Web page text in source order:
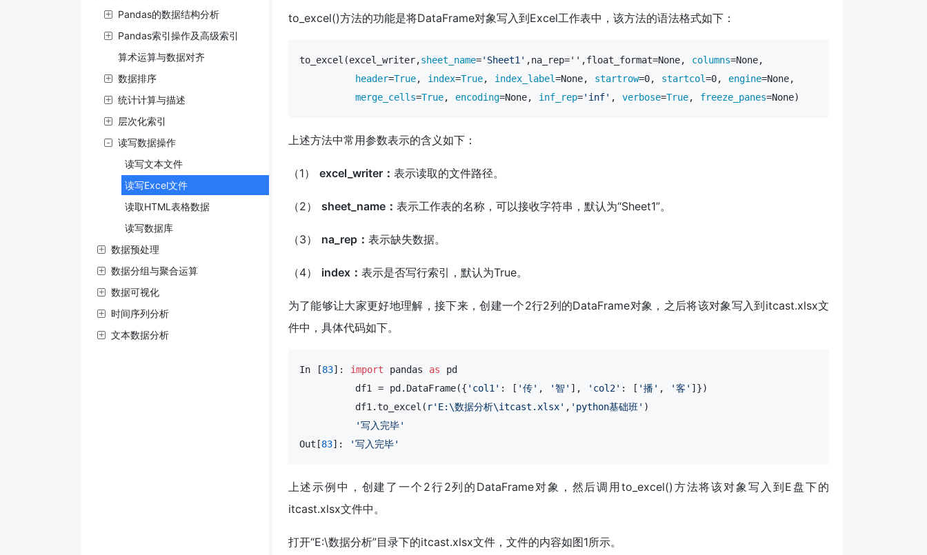
Pandas的数据结构分析
Pandas索引操作及高级索引
算术运算与数据对齐
数据排序
统计计算与描述
层次化索引
读写数据操作
读写文本文件
读写Excel文件
读取HTML表格数据
读写数据库
数据预处理
数据分组与聚合运算
数据可视化
时间序列分析
文本数据分析
to_excel()方法的功能是将DataFrame对象写入到Excel工作表中，该方法的语法格式如下：
to_excel(excel_writer,sheet_name='Sheet1' ,na_rep='',float_format=None, columns=None,
header=True, index=True, index_label=None, startrow=0, startcol=0, engine=None,
merge_cells=True, encoding=None, inf_rep='inf' , verbose=True, freeze_panes=None)
上述方法中常用参数表示的含义如下：
（1） excel_writer： 表示读取的文件路径。
（2） sheet_name： 表示工作表的名称，可以接收字符串，默认为“Sheet1”。
（3） na_rep： 表示缺失数据。
（4） index： 表示是否写行索引，默认为True。
为了能够让大家更好地理解，接下来，创建一个2行2列的DataFrame对象，之后将该对象写入到itcast.xlsx文
件中，具体代码如下。
In [83]: import pandas as pd
         df1 = pd.DataFrame({
'col1' : [ '传' , '智' ], 'col2' : [ '播' , '客' ]})
         df1.to_excel(
r'E:\数据分析\itcast.xlsx' , 'python基础班' )
'写入完毕'
Out[83]: '写入完毕'
上述示例中，创建了一个2行2列的DataFrame对象，然后调用to_excel()方法将该对象写入到E盘下的
itcast.xlsx文件中。
打开“E:\数据分析”目录下的itcast.xlsx文件，文件的内容如图1所示。